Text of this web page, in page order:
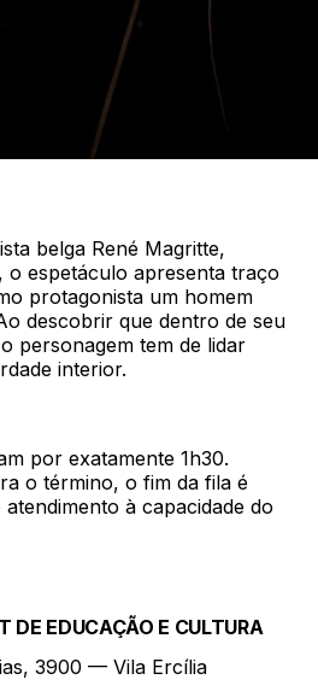
belga René Magritte,
o espetáculo apresenta traço
protagonista um homem
descobrir que dentro de seu
personagem tem de lidar
interior.
por exatamente 1h30.
o término, o fim da fila é
à capacidade do
DE EDUCAÇÃO E CULTURA
3900 — Vila Ercília